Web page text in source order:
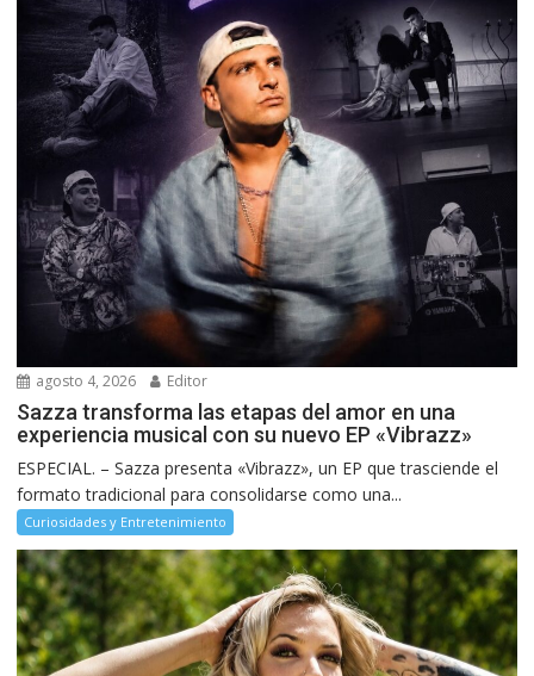
agosto 4, 2026 Editor
Sazza transforma las etapas del amor en una
experiencia musical con su nuevo EP «Vibrazz»
ESPECIAL. – Sazza presenta «Vibrazz», un EP que trasciende el
formato tradicional para consolidarse como una...
Curiosidades y Entretenimiento